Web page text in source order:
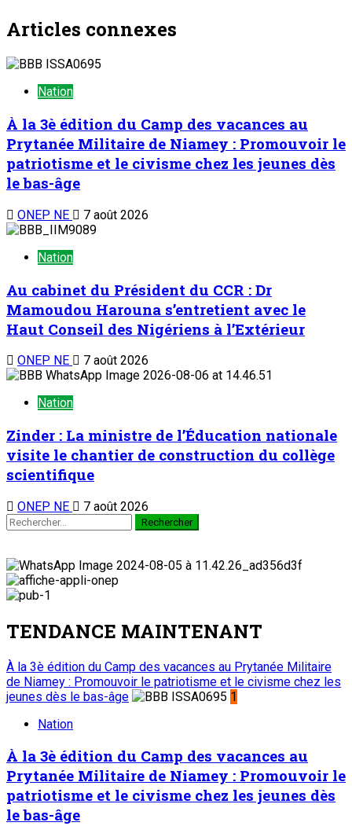
Articles connexes
Nation
À la 3è édition du Camp des vacances au
Prytanée Militaire de Niamey : Promouvoir le
patriotisme et le civisme chez les jeunes dès
le bas-âge
ONEP NE 7 août 2026
Nation
Au cabinet du Président du CCR : Dr
Mamoudou Harouna s’entretient avec le
Haut Conseil des Nigériens à l’Extérieur
ONEP NE 7 août 2026
Nation
Zinder : La ministre de l’Éducation nationale
visite le chantier de construction du collège
scientifique
ONEP NE 7 août 2026
TENDANCE MAINTENANT
À la 3è édition du Camp des vacances au Prytanée Militaire
de Niamey : Promouvoir le patriotisme et le civisme chez les
jeunes dès le bas-âge
1
Nation
À la 3è édition du Camp des vacances au
Prytanée Militaire de Niamey : Promouvoir le
patriotisme et le civisme chez les jeunes dès
le bas-âge